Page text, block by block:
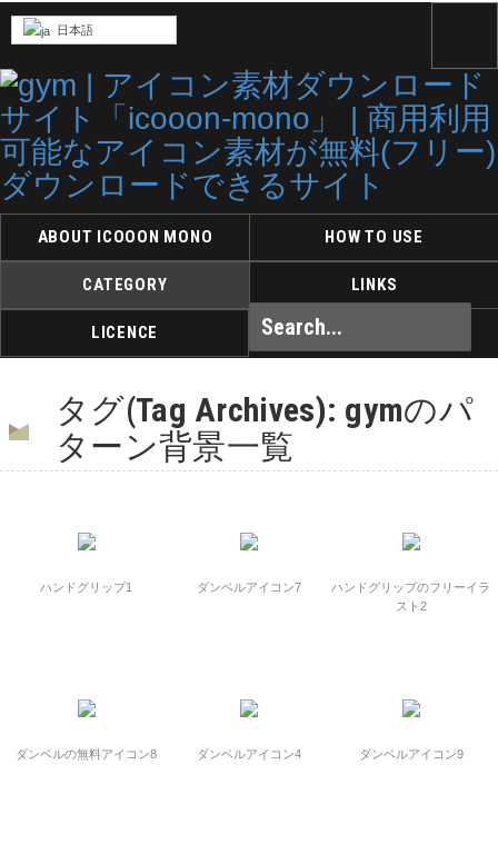
ABOUT ICOOON MONO HOW TO USE
CATEGORY LINKS
LICENCE
日本語
タグ(Tag Archives): gymのパ
ターン背景一覧
ハンドグリップ1 ダンベルアイコン7
ハンドグリップのフリーイラ
スト2
ダンベルの無料アイコン8 ダンベルアイコン4 ダンベルアイコン9